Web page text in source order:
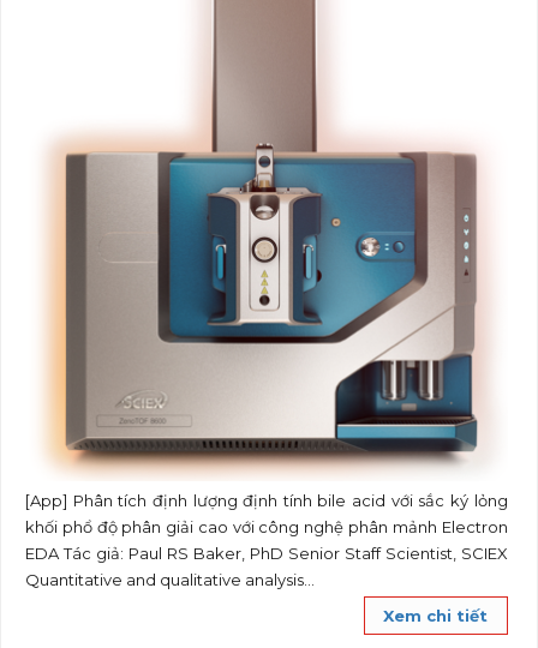
[App] Phân tích định lượng định tính bile acid với sắc ký lỏng
khối phổ độ phân giải cao với công nghệ phân mảnh Electron
EDA Tác giả: Paul RS Baker, PhD Senior Staff Scientist, SCIEX
Quantitative and qualitative analysis...
Xem chi tiết